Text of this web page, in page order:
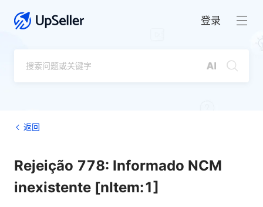
登录
返回
Rejeição 778: Informado NCM
inexistente [nItem:1]